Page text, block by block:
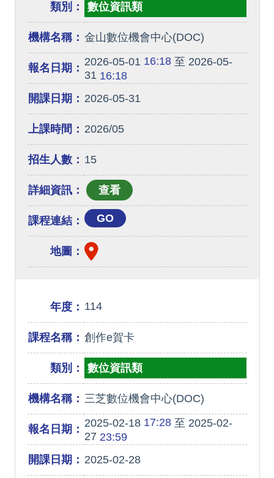
類別： 數位資訊類
機構名稱： 金山數位機會中心(DOC)
報名日期： 2026-05-01 16:18至 2026-05-
3116:18
開課日期： 2026-05-31
上課時間： 2026/05
招生人數： 15
詳細資訊：
課程連結： GO
地圖：
年度： 114
課程名稱： 創作e賀卡
類別： 數位資訊類
機構名稱： 三芝數位機會中心(DOC)
報名日期： 2025-02-1817:28至 2025-02-
27 23:59
開課日期： 2025-02-28